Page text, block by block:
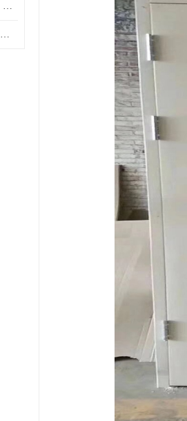
电动提升门，钢质提升门，工业滑升门，安徽滑升门厂家
17J610-1隔音门，钢质隔声大门，机房隔音门